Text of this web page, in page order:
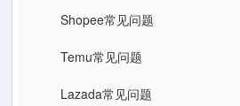
Shopee常见问题
Temu常见问题
Lazada常见问题